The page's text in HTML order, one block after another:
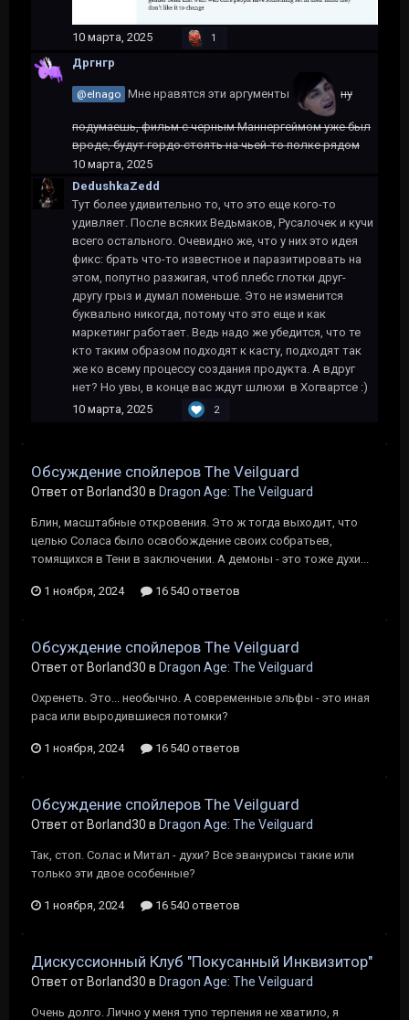
10 марта, 2025 1
Дргнгр
@elnago Мне нравятся эти аргументы ну
подумаешь, фильм с черным Маннергеймом уже был
вроде, будут гордо стоять на чьей-то полке рядом
10 марта, 2025
DedushkaZedd
Тут более удивительно то, что это еще кого-то
удивляет. После всяких Ведьмаков, Русалочек и кучи
всего остального. Очевидно же, что у них это идея
фикс: брать что-то известное и паразитировать на
этом, попутно разжигая, чтоб плебс глотки друг-
другу грыз и думал поменьше. Это не изменится
буквально никогда, потому что это еще и как
маркетинг работает. Ведь надо же убедится, что те
кто таким образом подходят к касту, подходят так
же ко всему процессу создания продукта. А вдруг
нет? Но увы, в конце вас ждут шлюхи в Хогвартсе :)
10 марта, 2025
2
Обсуждение спойлеров The Veilguard
Ответ от Borland30 в Dragon Age: The Veilguard
Блин, масштабные откровения. Это ж тогда выходит, что
целью Соласа было освобождение своих собратьев,
томящихся в Тени в заключении. А демоны - это тоже духи...
1 ноября, 2024 16 540 ответов
Обсуждение спойлеров The Veilguard
Ответ от Borland30 в Dragon Age: The Veilguard
Охренеть. Это... необычно. А современные эльфы - это иная
раса или выродившиеся потомки?
1 ноября, 2024 16 540 ответов
Обсуждение спойлеров The Veilguard
Ответ от Borland30 в Dragon Age: The Veilguard
Так, стоп. Солас и Митал - духи? Все эванурисы такие или
только эти двое особенные?
1 ноября, 2024 16 540 ответов
Дискуссионный Клуб "Покусанный Инквизитор"
Ответ от Borland30 в Dragon Age: The Veilguard
Очень долго. Лично у меня тупо терпения не хватило, я